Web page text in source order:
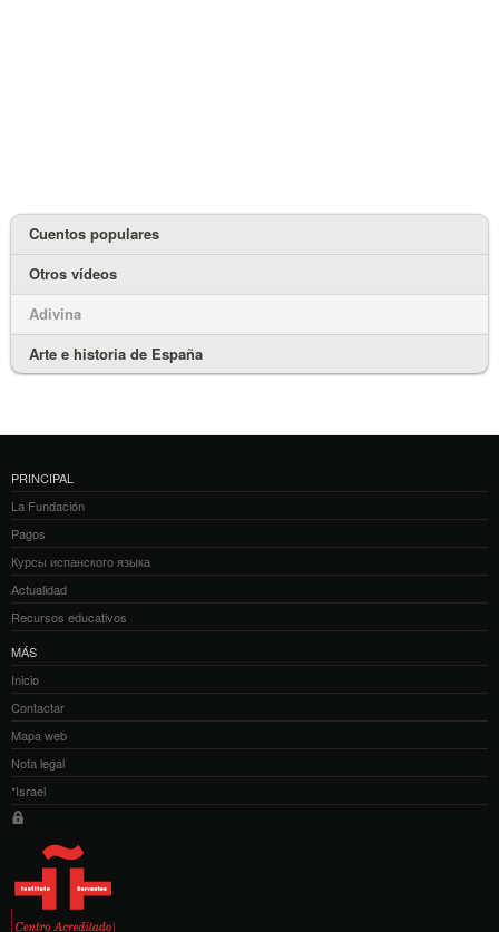
Cuentos populares
Otros vídeos
Adivina
Arte e historia de España
PRINCIPAL
La Fundación
Pagos
Курсы испанского языка
Actualidad
Recursos educativos
MÁS
Inicio
Contactar
Mapa web
Nota legal
*Israel